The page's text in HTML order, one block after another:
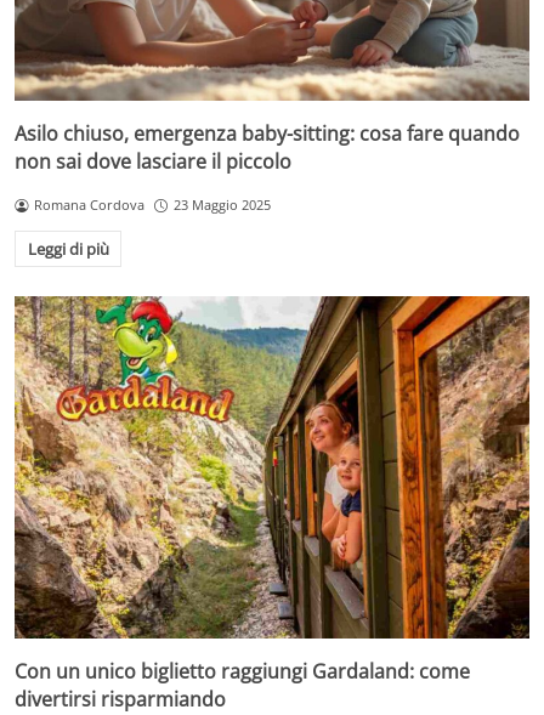
Asilo chiuso, emergenza baby-sitting: cosa fare quando
non sai dove lasciare il piccolo
Romana Cordova 23 Maggio 2025
Leggi di più
Con un unico biglietto raggiungi Gardaland: come
divertirsi risparmiando